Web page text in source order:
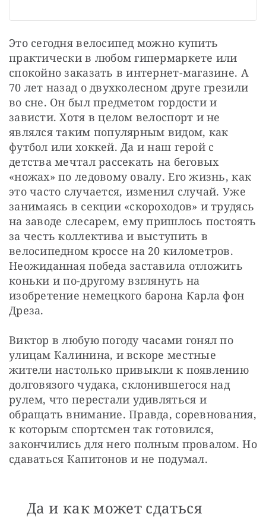
Это сегодня велосипед можно купить
практически в любом гипермаркете или
спокойно заказать в интернет-магазине. А
70 лет назад о двухколесном друге грезили
во сне. Он был предметом гордости и
зависти. Хотя в целом велоспорт и не
являлся таким популярным видом, как
футбол или хоккей. Да и наш герой с
детства мечтал рассекать на беговых
«ножах» по ледовому овалу. Его жизнь, как
это часто случается, изменил случай. Уже
занимаясь в секции «скороходов» и трудясь
на заводе слесарем, ему пришлось постоять
за честь коллектива и выступить в
велосипедном кроссе на 20 километров.
Неожиданная победа заставила отложить
коньки и по-другому взглянуть на
изобретение немецкого барона Карла фон
Дреза.
Виктор в любую погоду часами гонял по
улицам Калинина, и вскоре местные
жители настолько привыкли к появлению
долговязого чудака, склонившегося над
рулем, что перестали удивляться и
обращать внимание. Правда, соревнования,
к которым спортсмен так готовился,
закончились для него полным провалом. Но
сдаваться Капитонов и не подумал.
Да и как может сдаться